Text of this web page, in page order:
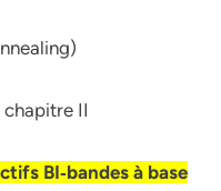
II
BI‐bandes à base